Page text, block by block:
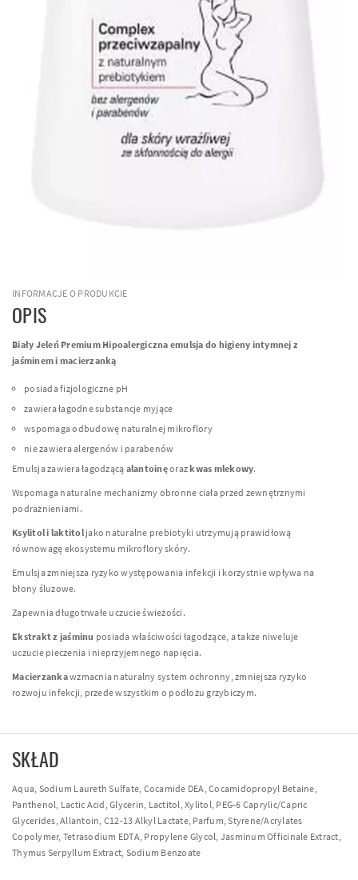
INFORMACJE O PRODUKCIE
OPIS
Biały Jeleń Premium Hipoalergiczna emulsja do higieny intymnej z
jaśminem i macierzanką
posiada fizjologiczne pH
zawiera łagodne substancje myjące
wspomaga odbudowę naturalnej mikroflory
nie zawiera alergenów i parabenów
Emulsja zawiera łagodzącą alantoinęorazkwas mlekowy.
Wspomaga naturalne mechanizmy obronne ciała przed zewnętrznymi
podrażnieniami.
Ksylitol i laktitoljako naturalne prebiotyki utrzymują prawidłową
równowagę ekosystemu mikroflory skóry.
Emulsja zmniejsza ryzyko występowania infekcji i korzystnie wpływa na
błony śluzowe.
Zapewnia długotrwałe uczucie świeżości.
Ekstrakt z jaśminu posiada właściwości łagodzące, a także niweluje
uczucie pieczenia i nieprzyjemnego napięcia.
Macierzankawzmacnia naturalny system ochronny, zmniejsza ryzyko
rozwoju infekcji, przede wszystkim o podłożu grzybiczym.
SKŁAD
Aqua, Sodium Laureth Sulfate, Cocamide DEA, Cocamidopropyl Betaine,
Panthenol, Lactic Acid, Glycerin, Lactitol, Xylitol, PEG-6 Caprylic/Capric
Glycerides, Allantoin, C12-13 Alkyl Lactate, Parfum, Styrene/Acrylates
Copolymer, Tetrasodium EDTA, Propylene Glycol, Jasminum Officinale Extract,
Thymus Serpyllum Extract, Sodium Benzoate